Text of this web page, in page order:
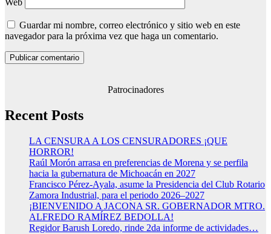
Web
Guardar mi nombre, correo electrónico y sitio web en este
navegador para la próxima vez que haga un comentario.
Patrocinadores
Recent Posts
LA CENSURA A LOS CENSURADORES ¡QUE
HORROR!
Raúl Morón arrasa en preferencias de Morena y se perfila
hacia la gubernatura de Michoacán en 2027
Francisco Pérez-Ayala, asume la Presidencia del Club Rotario
Zamora Industrial, para el periodo 2026–2027
¡BIENVENIDO A JACONA SR. GOBERNADOR MTRO.
ALFREDO RAMÍREZ BEDOLLA!
Regidor Barush Loredo, rinde 2da informe de actividades…